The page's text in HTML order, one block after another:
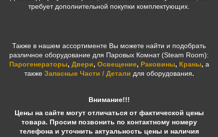
требует дополнительной покупки комплектующих.
Также в нашем ассортименте Вы можете найти и подобрать
различное оборудование для Паровых Комнат (Steam Room):
Парогенераторы, Двери, Освещение, Раковины, Краны, а
также Запасные Части / Детали для оборудования.
Внимание!!!
Цены на сайте могут отличаться от фактической цены
товара. Просим позвонить по контактному номеру
телефона и уточнить актуальность цены и наличия